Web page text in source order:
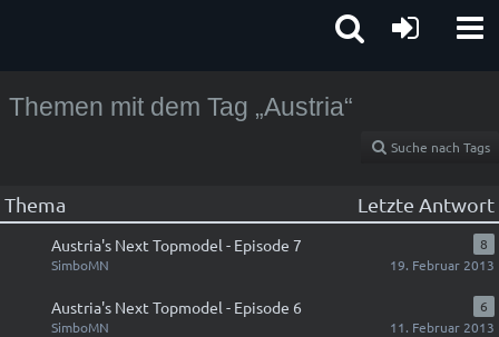
Themen mit dem Tag „Austria“
Suche nach Tags
Thema Letzte Antwort
Austria's Next Topmodel - Episode 7
8
SimboMN
19. Februar 2013
Austria's Next Topmodel - Episode 6
6
SimboMN
11. Februar 2013